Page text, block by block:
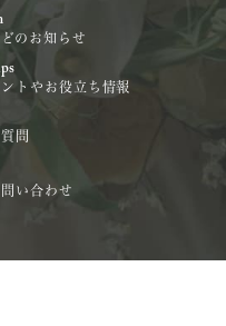
のお知らせ
トやお役立ち情報
問
い合わせ